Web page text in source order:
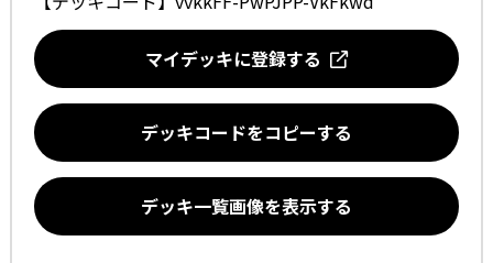
マイデッキに登録する
デッキコードをコピーする
デッキ一覧画像を表示する